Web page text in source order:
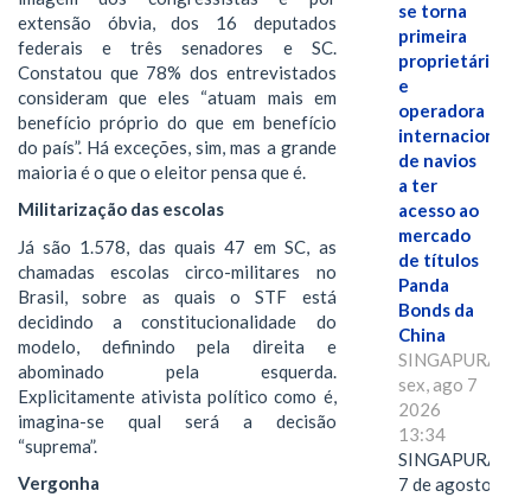
extensão óbvia, dos 16 deputados
federais e três senadores e SC.
Constatou que 78% dos entrevistados
consideram que eles “atuam mais em
benefício próprio do que em benefício
do país”. Há exceções, sim, mas a grande
maioria é o que o eleitor pensa que é.
Militarização das escolas
Já são 1.578, das quais 47 em SC, as
chamadas escolas circo-militares no
Brasil, sobre as quais o STF está
decidindo a constitucionalidade do
modelo, definindo pela direita e
abominado pela esquerda.
Explicitamente ativista político como é,
imagina-se qual será a decisão
“suprema”.
Vergonha
se torna
primeira
proprietária
e
operadora
internacional
de navios
a ter
acesso ao
mercado
de títulos
Panda
Bonds da
China
SINGAPURA,
sex, ago 7
2026
13:34
SINGAPURA,
7 de agosto de